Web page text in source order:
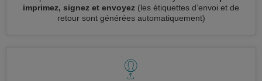
imprimez, signez et envoyez (les étiquettes d’envoi et de
retour sont générées automatiquement)